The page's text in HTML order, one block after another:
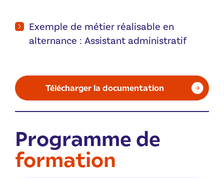
Exemple de métier réalisable en
alternance : Assistant administratif
Télécharger la documentation
Programme de
formation